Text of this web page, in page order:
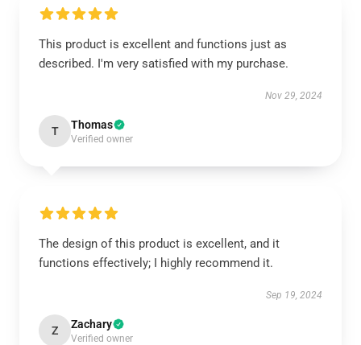
This product is excellent and functions just as
described. I'm very satisfied with my purchase.
Nov 29, 2024
T Thomas
Verified owner
The design of this product is excellent, and it
functions effectively; I highly recommend it.
Sep 19, 2024
Z Zachary
Verified owner